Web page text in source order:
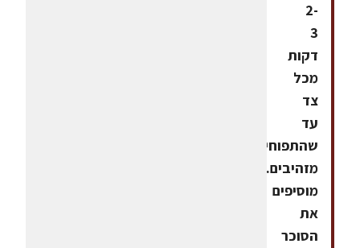
2-
3
דקות
מכל
צד
עד
שהתפוחים
מזהיבים.
מוסיפים
את
הסוכר